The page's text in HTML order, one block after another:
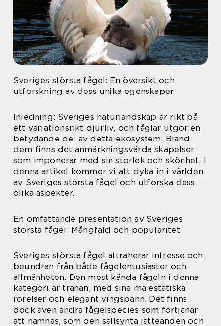
Sveriges största fågel: En översikt och
utforskning av dess unika egenskaper
Inledning: Sveriges naturlandskap är rikt på
ett variationsrikt djurliv, och fåglar utgör en
betydande del av detta ekosystem. Bland
dem finns det anmärkningsvärda skapelser
som imponerar med sin storlek och skönhet. I
denna artikel kommer vi att dyka in i världen
av Sveriges största fågel och utforska dess
olika aspekter.
En omfattande presentation av Sveriges
största fågel: Mångfald och popularitet
Sveriges största fågel attraherar intresse och
beundran från både fågelentusiaster och
allmänheten. Den mest kända fågeln i denna
kategori är tranan, med sina majestätiska
rörelser och elegant vingspann. Det finns
dock även andra fågelspecies som förtjänar
att nämnas, som den sällsynta jätteanden och